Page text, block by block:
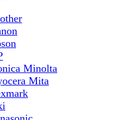
Minolta
Mita